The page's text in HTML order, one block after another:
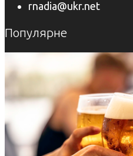
rnadia@ukr.net
Популярне